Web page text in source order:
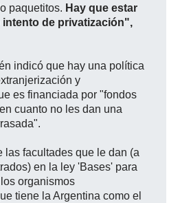
paquetitos. Hay que estar
de privatización",
indicó que hay una política
y
es financiada por "fondos
cuanto no les dan una
las facultades que le dan (a
en la ley 'Bases' para
organismos
tiene la Argentina como el